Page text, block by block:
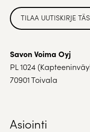
TILAA UUTISKIRJE
Savon Voima Oyj
PL 1024
70901 Toivala
Asiointi